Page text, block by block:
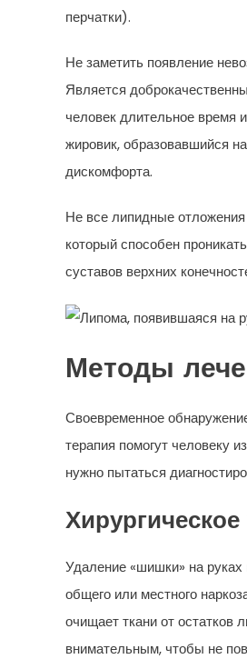
перчатки).
Не заметить появление
Является
человек длительное время
жировик, образовавшийся
дискомфорта.
Не все липидные отложения
который способен
суставов верхних
Методы
Своевременное
терапия помогут человеку
нужно пытаться
Удаление «шишки» на
общего или местного
очищает ткани от остатков
внимательным, чтобы не